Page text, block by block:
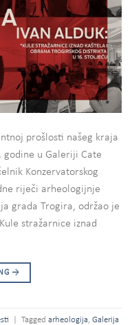
prošlosti našeg kraja
godine u Galeriji Cate
Konzervatorskog
riječi arheologijnje
grada Trogira, održao je
stražarnice iznad
→
Tagged arheologija, Galerija